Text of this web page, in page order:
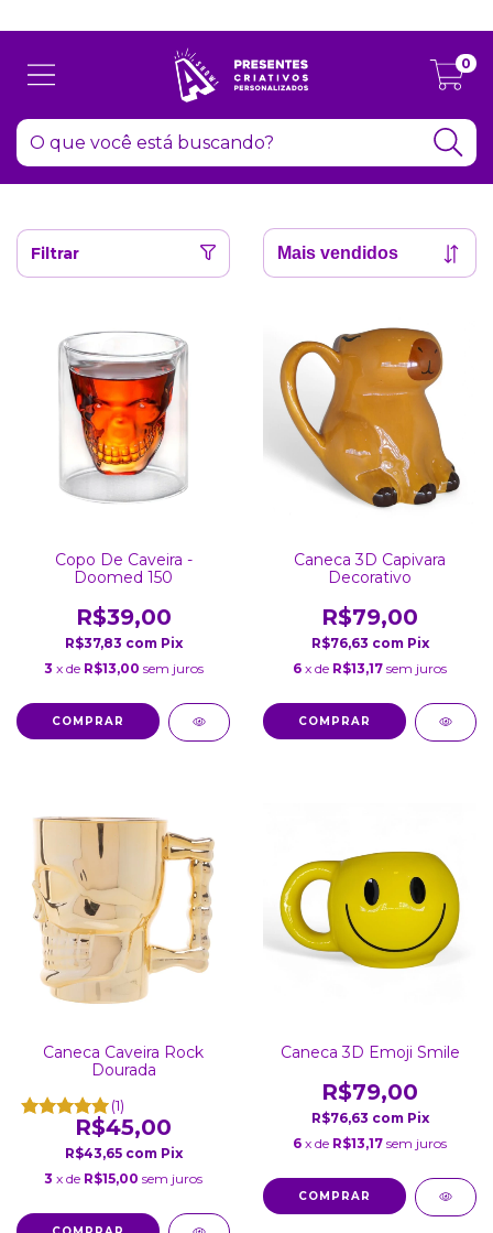
0
Filtrar
Copo De Caveira -
Doomed 150
R$39,00
R$37,83 com Pix
3 x de R$13,00 sem juros
Caneca 3D Capivara
Decorativo
R$79,00
R$76,63 com Pix
6 x de R$13,17 sem juros
Caneca Caveira Rock
Dourada
(1)
R$45,00
R$43,65 com Pix
3 x de R$15,00 sem juros
Caneca 3D Emoji Smile
R$79,00
R$76,63 com Pix
6 x de R$13,17 sem juros